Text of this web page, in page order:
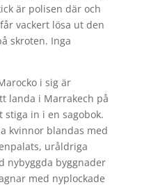
är polisen där och
vackert lösa ut den
skroten. Inga
i sig är
landa i Marrakech på
in i en sagobok.
kvinnor blandas med
uråldriga
nybyggda byggnader
med nyplockade